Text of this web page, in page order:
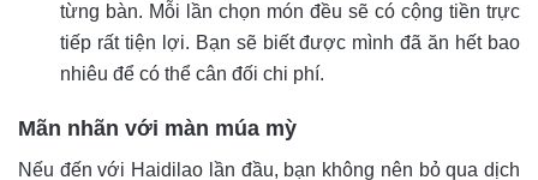
từng bàn. Mỗi lần chọn món đều sẽ có cộng tiền trực
tiếp rất tiện lợi. Bạn sẽ biết được mình đã ăn hết bao
nhiêu để có thể cân đối chi phí.
Mãn nhãn với màn múa mỳ
Nếu đến với Haidilao lần đầu, bạn không nên bỏ qua dịch